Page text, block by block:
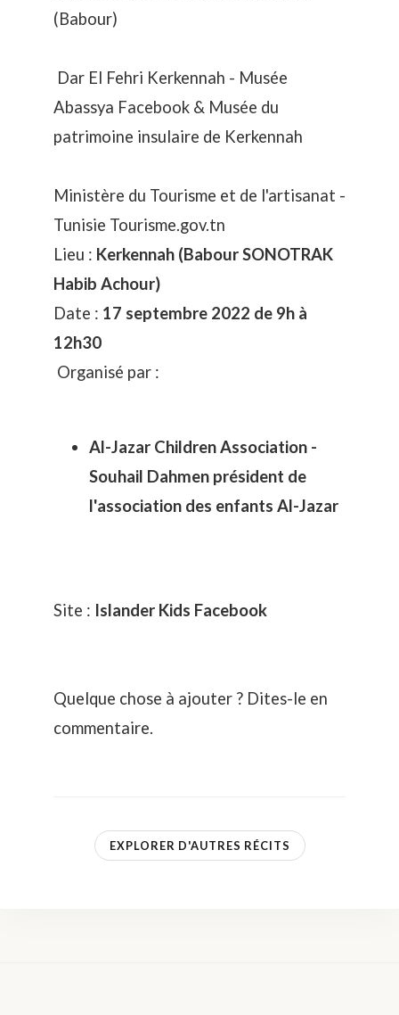
(Babour)
Dar El Fehri Kerkennah - Musée
Abassya Facebook & Musée du
patrimoine insulaire de Kerkennah
Ministère du Tourisme et de l'artisanat -
Tunisie Tourisme.gov.tn
Lieu : Kerkennah (Babour SONOTRAK
Habib Achour)
Date : 17 septembre 2022 de 9h à
12h30
Organisé par :
Al-Jazar Children Association -
Souhail Dahmen président de
l'association des enfants Al-Jazar
Site : Islander Kids Facebook
Quelque chose à ajouter ? Dites-le en
commentaire.
EXPLORER D'AUTRES RÉCITS